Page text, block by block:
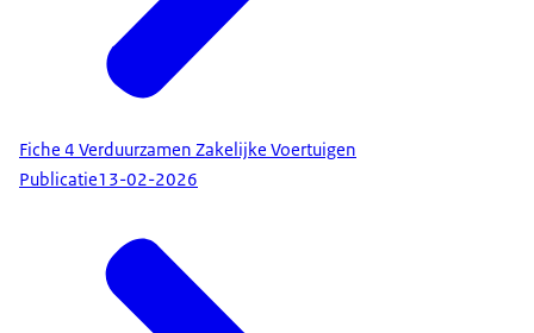
Fiche 4 Verduurzamen Zakelijke Voertuigen
Publicatie13-02-2026